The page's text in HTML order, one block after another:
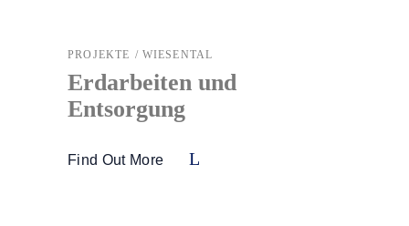
PROJEKTE WIESENTAL
Erdarbeiten und
Entsorgung
Find Out More